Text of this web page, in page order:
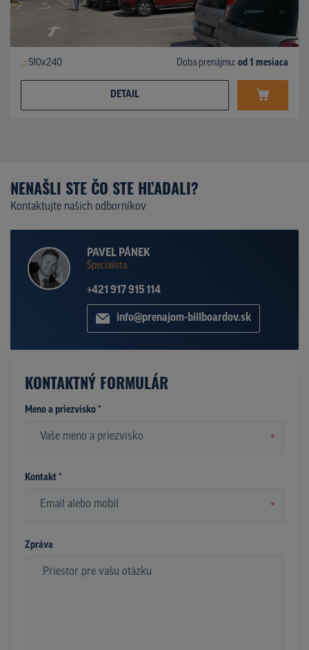
510x240 Doba prenájmu: od 1 mesiaca
DETAIL
NENAŠLI STE ČO STE HĽADALI?
Kontaktujte našich odborníkov
PAVEL PÁNEK
Špecialista
+421 917 915 114
info@prenajom-billboardov.sk
KONTAKTNÝ FORMULÁR
Meno a priezvisko *
*
Kontakt *
*
Zpráva